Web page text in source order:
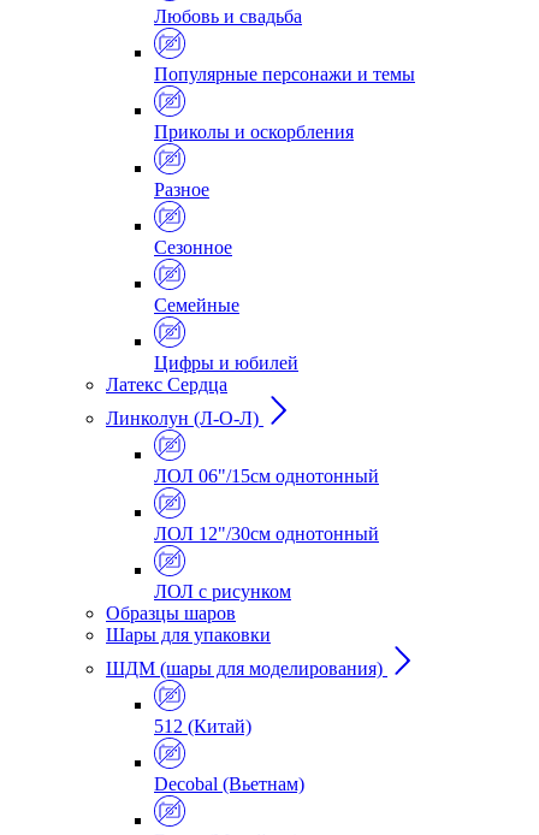
Любовь и свадьба
Популярные персонажи и темы
Приколы и оскорбления
Разное
Сезонное
Семейные
Цифры и юбилей
Латекс Сердца
Линколун (Л-О-Л)
ЛОЛ 06"/15см однотонный
ЛОЛ 12"/30см однотонный
ЛОЛ с рисунком
Образцы шаров
Шары для упаковки
ШДМ (шары для моделирования)
512 (Китай)
Decobal (Вьетнам)